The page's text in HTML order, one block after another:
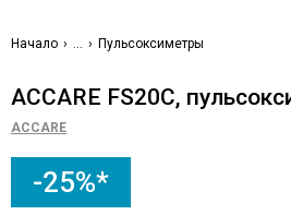
Начало Пульсоксиметры
ACCARE FS20C,
ACCARE
-25%*